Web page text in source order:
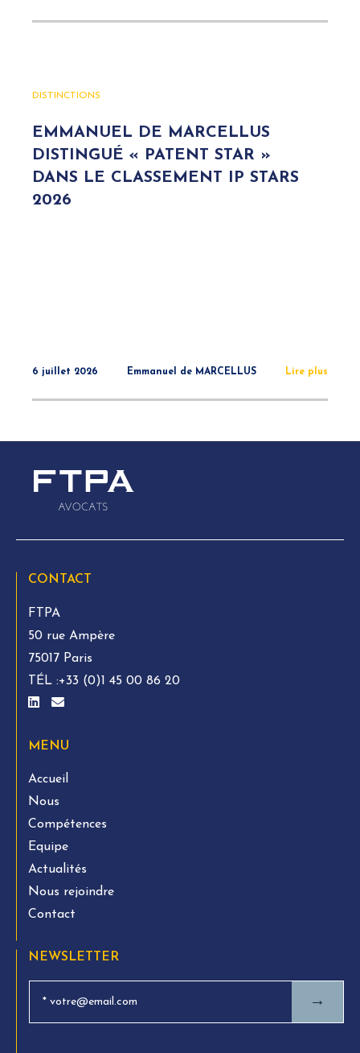
DISTINCTIONS
EMMANUEL DE MARCELLUS
DISTINGUÉ « PATENT STAR »
DANS LE CLASSEMENT IP STARS
2026
6 juillet 2026 Emmanuel de MARCELLUS Lire plus
CONTACT
FTPA
50 rue Ampère
75017 Paris
TÉL :+33 (0)1 45 00 86 20
MENU
Accueil
Nous
Compétences
Equipe
Actualités
Nous rejoindre
Contact
NEWSLETTER
→